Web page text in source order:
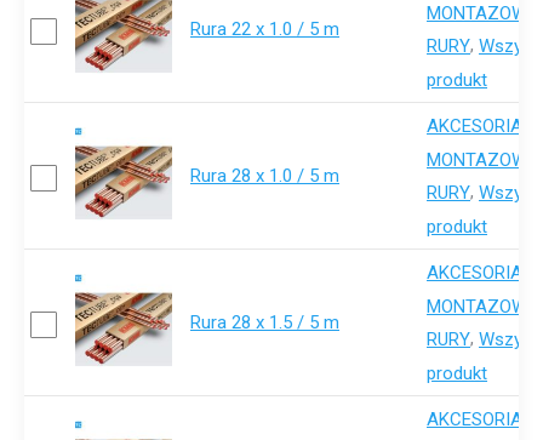
Rura 22 x 1.0 / 5 m
MONTAZOWE
RURY,
produkt
Rura 28 x 1.0 / 5 m
AKCESORIA-
MONTAZOWE
RURY,
produkt
Rura 28 x 1.5 / 5 m
AKCESORIA-
MONTAZOWE
RURY,
produkt
AKCESORIA-